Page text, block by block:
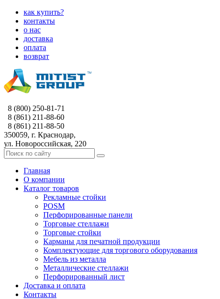
как купить?
контакты
о нас
доставка
оплата
возврат
8 (800) 250-81-71
8 (861) 211-88-60
8 (861) 211-88-50
350059, г. Краснодар,
ул. Новороссийская, 220
Главная
О компании
Каталог товаров
Рекламные стойки
POSM
Перфорированные панели
Торговые стеллажи
Торговые стойки
Карманы для печатной продукции
Комплектующие для торгового оборудования
Мебель из металла
Металлические стеллажи
Перфорированный лист
Доставка и оплата
Контакты